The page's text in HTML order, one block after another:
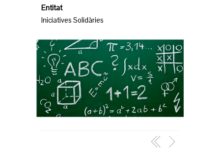
Entitat
Iniciatives Solidàries